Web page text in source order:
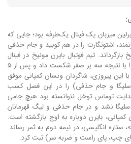
میزبان یک فینال یک‌طرفه بود؛ جایی که
اشتوتگارت را در هم کوبید و جام حذفی
تیم فوتبال بایرن مونیخ در فینال
جام حذفی آلمان، اشتوتگارت را با نتیجه سه بر صفر شکست داد و پس از ۵
ا این پیروزی، شاگردان ونسان کمپانی موفق
و جام حذفی) را در این فصل کسب
توماس توخل نتوانسته بود هیچ جامی
نشد و در جام حذفی و لیگ قهرمانان
بایرن دوباره به اوج بازگشته است.
انگلیسی، در نیمه دوم به ثمر رساند.
چپ، پای راست و ضربه سر) ثبت کرد.